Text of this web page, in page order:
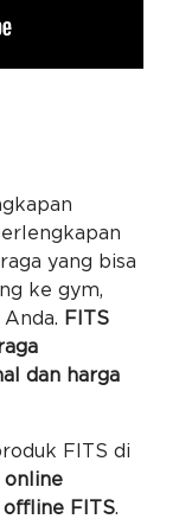
yang bisa
ke gym,
FITS
dan harga
FITS di
online
FITS.